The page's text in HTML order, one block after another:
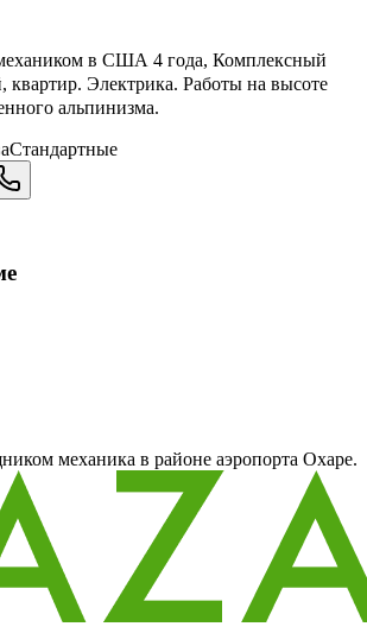
в США 4 года, Комплексный
Электрика. Работы на высоте
альпинизма.
Стандартные
механика в районе аэропорта Охаре.